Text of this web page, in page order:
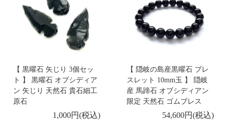
3/11
-再入荷 -
【 碧玉6mm玉 ピアス K18 】
-新着商品 -
【 乙女鉱山産水晶勾玉 AAA 獣型 】
-新着商品 -
【 カーネリアン 勾玉 獣型 ブラジル産 】
【 黒曜石 矢じり 3個セッ
ト 】 黒曜石 オブシディア
ン 矢じり 天然石 貴石細工
原石
1,000円(税込)
【 隠岐の島産黒曜石 ブレ
スレット 10mm玉 】 隠岐
産 馬蹄石 オブシディアン
限定 天然石 ゴムブレス
54,600円(税込)